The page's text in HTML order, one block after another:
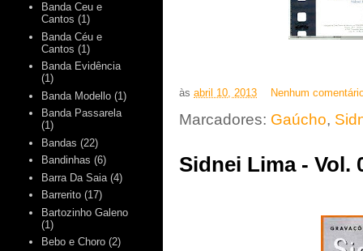
às abril 10, 2013 Nenhum
Marcadores: Gaúcho,
Sidnei Lima - Vol.
Banda Ceu e
Cantos (1)
Banda Céu e
Cantos (1)
Banda Evidência
(1)
Banda Modello (1)
Banda Passarela
(1)
Bandas (22)
Bandinhas (6)
Barra Da Saia (4)
Barrerito (17)
Bartozinho Galeno
(1)
Bebo e Choro (2)